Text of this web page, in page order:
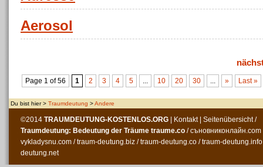
Aerosol
Page 1 of 56 1 2 3 4 5 ... 10 20 30 ... » Last »
Du bist hier > Traumdeutung >Andere
©2014 TRAUMDEUTUNG-KOSTENLOS.ORG Kontakt| Seitenübersicht/
Traumdeutung: Bedeutung der Träume traume.co /съновниконлайн.com
vykladysnu.com /traum-deutung.biz /traum-deutung.co /traum-deutung.info
deutung.net